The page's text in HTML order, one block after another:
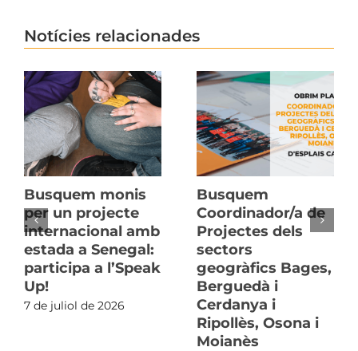
Notícies relacionades
Busquem monis
per un projecte
internacional amb
estada a Senegal:
participa a l’Speak
Up!
7 de juliol de 2026
Busquem
Coordinador/a de
Projectes dels
sectors
geogràfics Bages,
Berguedà i
Cerdanya i
Ripollès, Osona i
Moianès